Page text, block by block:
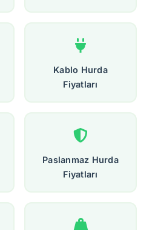
Kablo Hurda
Fiyatları
Paslanmaz Hurda
Fiyatları